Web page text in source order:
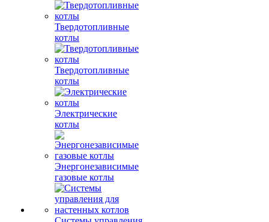
Твердотопливные
котлы
Твердотопливные
котлы
Электрические
котлы
Энергонезависимые
газовые котлы